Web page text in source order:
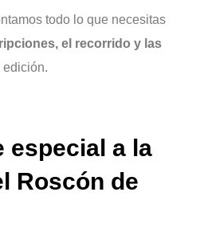
todo lo que necesitas
el recorrido y las
edición.
especial a la
Roscón de